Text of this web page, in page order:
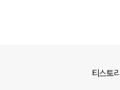
티스토리